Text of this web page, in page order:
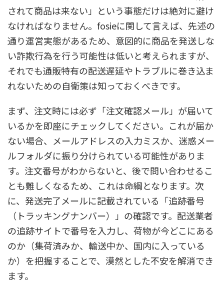
されて商品は来ない」という事態だけは絶対に避け
なければなりません。fosieに関して言えば、先述の
通り運営実態があるため、意図的に商品を発送しな
い詐欺行為を行う可能性は低いと考えられますが、
それでも通販特有の配送遅延やトラブルに巻き込ま
れないための自衛策は知っておくべきです。
まず、注文時には必ず「注文確認メール」が届いて
いるかを即座にチェックしてください。これが届か
ない場合、メールアドレスの入力ミスか、迷惑メー
ルフォルダに振り分けられている可能性がありま
す。注文番号がわからないと、後で問い合わせるこ
とも難しくなるため、これは命綱となります。次
に、発送完了メールに記載されている「追跡番号
（トラッキングナンバー）」の確認です。配送業者
の追跡サイトで番号を入力し、荷物が今どこにある
のか（集荷済みか、輸送中か、国内に入っている
か）を把握することで、漠然とした不安を解消でき
ます。